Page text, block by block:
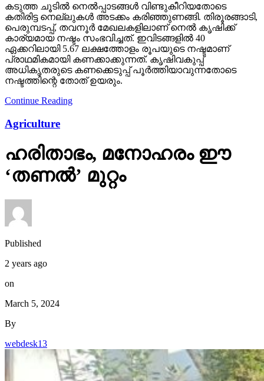
കടുത്ത ചൂടിൽ നെൽപ്പാടങ്ങൾ വിണ്ടുകീറിയതോടെ
കതിരിട്ട നെല്ലുകൾ അടക്കം കരിഞ്ഞുണങ്ങി. തിരൂരങ്ങാടി,
പെരുമ്പടപ്പ്, തവനൂർ മേഖലകളിലാണ് നെൽ കൃഷിക്ക്
കാര്യമായ നഷ്ടം സംഭവിച്ചത്. ഇവിടങ്ങളിൽ 40
ഏക്കറിലായി 5.67 ലക്ഷത്തോളം രൂപയുടെ നഷ്ടമാണ്
പ്രാഥമികമായി കണക്കാക്കുന്നത്. കൃഷിവകുപ്പ്
അധികൃതരുടെ കണക്കെടുപ്പ് പൂർത്തിയാവുന്നതോടെ
നഷ്ടത്തിന്റെ തോത് ഉയരും.
Continue Reading
Agriculture
ഹരിതാഭം, മനോഹരം ഈ
‘തണല്‍’ മുറ്റം
Published
2 years ago
on
March 5, 2024
By
webdesk13